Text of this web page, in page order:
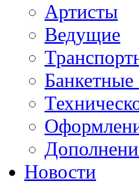
Артисты
Ведущие
Банкетные
Новости